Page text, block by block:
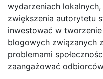
wydarzeniach
zwiększenia autorytetu
inwestować w
blogowych związanych
problemami
zaangażować